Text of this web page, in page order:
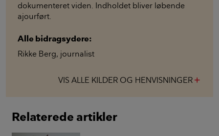
dokumenteret viden. Indholdet bliver løbende
ajourført.
Alle bidragsydere:
Rikke Berg, journalist
VIS ALLE KILDER OG HENVISNINGER
Relaterede artikler